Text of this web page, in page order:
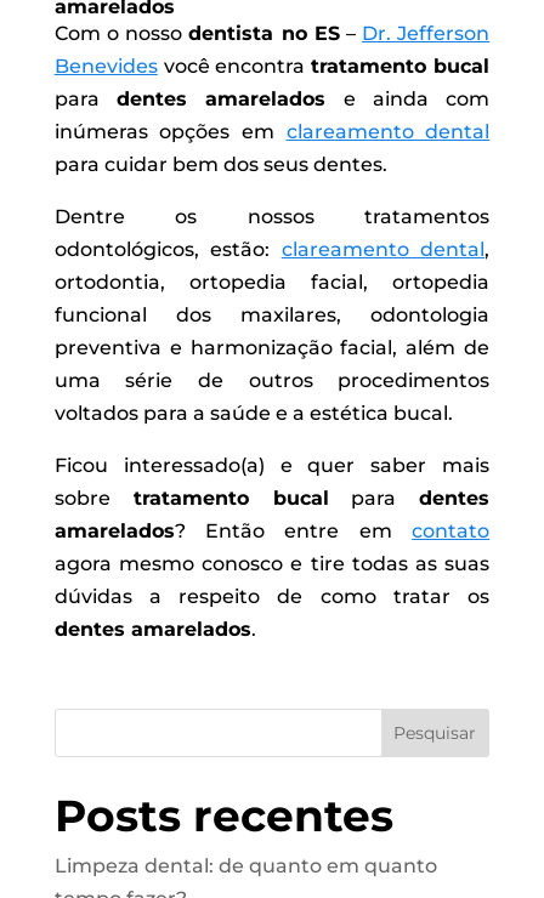
amarelados
Com o nossodentista no ES– Dr. Jefferson
Benevidesvocê encontratratamento bucal
paradentes amarelados e ainda com
inúmeras opções em clareamento dental
para cuidar bem dos seus dentes.
Dentre os nossos tratamentos
odontológicos, estão: clareamento dental,
ortodontia, ortopedia facial, ortopedia
funcional dos maxilares, odontologia
preventiva e harmonização facial, além de
uma série de outros procedimentos
voltados para a saúde e a estética bucal.
Ficou interessado(a) e quer saber mais
sobre tratamento bucal paradentes
amarelados? Então entre emcontato
agora mesmo conosco e tire todas as suas
dúvidas a respeito de como tratar os
dentes amarelados.
Pesquisar
Posts recentes
Limpeza dental: de quanto em quanto